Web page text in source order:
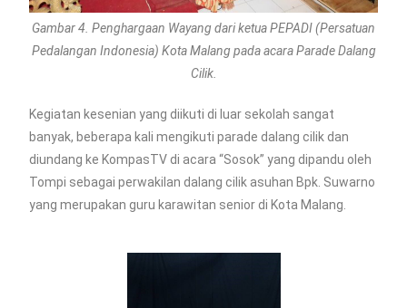
Gambar 4. Penghargaan Wayang dari ketua PEPADI (Persatuan
Pedalangan Indonesia) Kota Malang pada acara Parade Dalang
Cilik.
Kegiatan kesenian yang diikuti di luar sekolah sangat
banyak, beberapa kali mengikuti parade dalang cilik dan
diundang ke KompasTV di acara “Sosok” yang dipandu oleh
Tompi sebagai perwakilan dalang cilik asuhan Bpk. Suwarno
yang merupakan guru karawitan senior di Kota Malang.